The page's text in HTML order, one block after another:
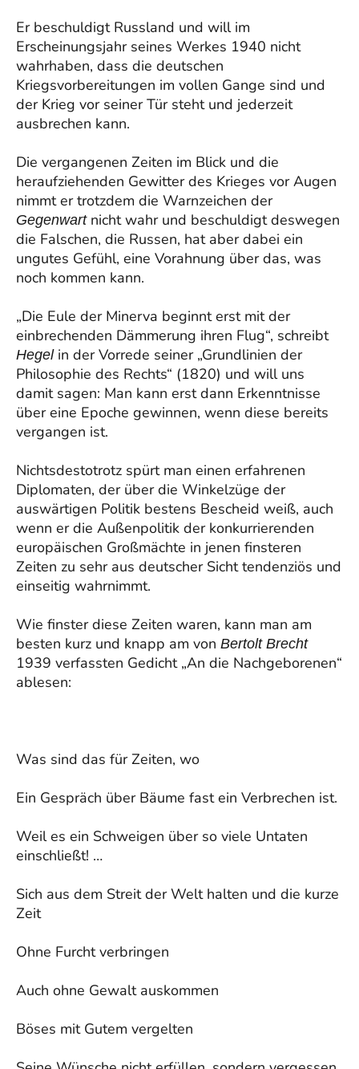
Er beschuldigt Russland und will im
Erscheinungsjahr seines Werkes 1940 nicht
wahrhaben, dass die deutschen
Kriegsvorbereitungen im vollen Gange sind und
der Krieg vor seiner Tür steht und jederzeit
ausbrechen kann.
Die vergangenen Zeiten im Blick und die
heraufziehenden Gewitter des Krieges vor Augen
nimmt er trotzdem die Warnzeichen der
Gegenwartnicht wahr und beschuldigt deswegen
die Falschen, die Russen, hat aber dabei ein
ungutes Gefühl, eine Vorahnung über das, was
noch kommen kann.
„Die Eule der Minerva beginnt erst mit der
einbrechenden Dämmerung ihren Flug“, schreibt
Hegelin der Vorrede seiner „Grundlinien der
Philosophie des Rechts“ (1820) und will uns
damit sagen: Man kann erst dann Erkenntnisse
über eine Epoche gewinnen, wenn diese bereits
vergangen ist.
Nichtsdestotrotz spürt man einen erfahrenen
Diplomaten, der über die Winkelzüge der
auswärtigen Politik bestens Bescheid weiß, auch
wenn er die Außenpolitik der konkurrierenden
europäischen Großmächte in jenen finsteren
Zeiten zu sehr aus deutscher Sicht tendenziös und
einseitig wahrnimmt.
Wie finster diese Zeiten waren, kann man am
besten kurz und knapp am von Bertolt Brecht
1939 verfassten Gedicht „An die Nachgeborenen“
ablesen:
Was sind das für Zeiten, wo
Ein Gespräch über Bäume fast ein Verbrechen ist.
Weil es ein Schweigen über so viele Untaten
einschließt! …
Sich aus dem Streit der Welt halten und die kurze
Zeit
Ohne Furcht verbringen
Auch ohne Gewalt auskommen
Böses mit Gutem vergelten